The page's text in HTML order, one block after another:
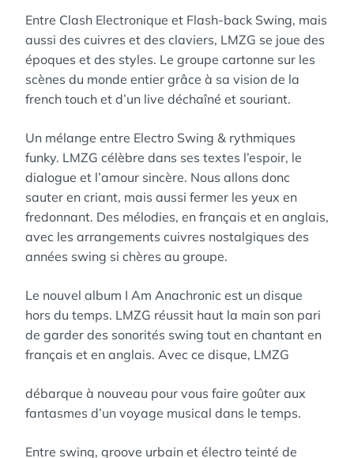
Entre ​Clash Electronique​ et ​Flash-back Swing​, mais
aussi des ​cuivres​ et des claviers, LMZG​ se joue des
époques et des styles. Le groupe cartonne sur les
scènes du monde entier grâce à sa vision de la
french touch et d’un live déchaîné et souriant.
Un mélange entre ​​Electro Swing​ & rythmiques
funky. LMZG célèbre dans ses textes l’espoir, le
dialogue et l’amour sincère. Nous allons donc
sauter en criant, mais aussi fermer les yeux en
fredonnant. Des mélodies, en ​français​ et en ​anglais​,
avec les arrangements cuivres​ nostalgiques des
années ​swing​ si chères au groupe.
Le nouvel album I Am Anachronic est un disque
hors du temps. LMZG réussit haut la main son pari
de garder des sonorités swing tout en chantant en
français et en anglais. Avec ce disque, LMZG
débarque à nouveau pour vous faire goûter aux
fantasmes d’un voyage musical dans le temps.
Entre swing, groove urbain et électro teinté de